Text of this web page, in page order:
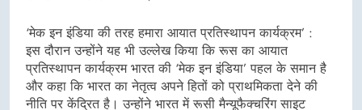
‘मेक इन इंडिया की तरह हमारा आयात प्रतिस्थापन कार्यक्रम’ :
इस दौरान उन्होंने यह भी उल्लेख किया कि रूस का आयात
प्रतिस्थापन कार्यक्रम भारत की ‘मेक इन इंडिया’ पहल के समान है
और कहा कि भारत का नेतृत्व अपने हितों को प्राथमिकता देने की
नीति पर केंद्रित है। उन्होंने भारत में रूसी मैन्यूफैक्चरिंग साइट